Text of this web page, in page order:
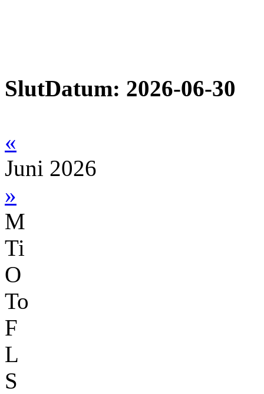
SlutDatum: 2026-06-30
«
Juni 2026
»
M
Ti
O
To
F
L
S